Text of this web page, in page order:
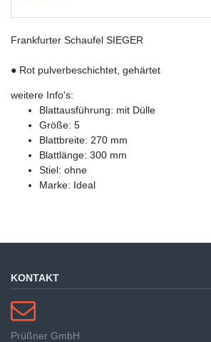
Frankfurter Schaufel SIEGER
● Rot pulverbeschichtet, gehärtet
weitere Info's:
Blattausführung: mit Dülle
Größe: 5
Blattbreite: 270 mm
Blattlänge: 300 mm
Stiel: ohne
Marke: Ideal
KONTAKT
Prüßner GmbH